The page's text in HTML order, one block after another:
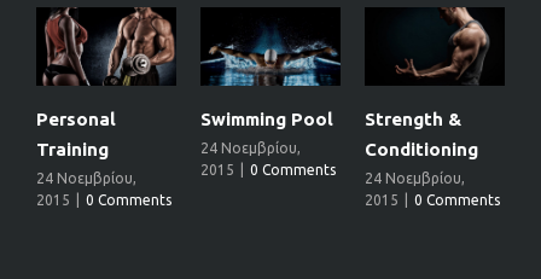
Personal
Training
24 Νοεμβρίου,
2015
0 Comments
Swimming Pool
24 Νοεμβρίου,
2015
0 Comments
Strength &
Conditioning
24 Νοεμβρίου,
2015
0 Comments